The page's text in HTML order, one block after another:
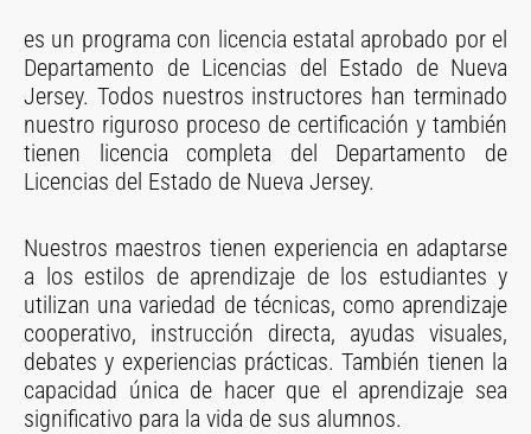
es un programa con licencia estatal aprobado por el
Departamento de Licencias del Estado de Nueva
Jersey. Todos nuestros instructores han terminado
nuestro riguroso proceso de certificación y también
tienen licencia completa del Departamento de
Licencias del Estado de Nueva Jersey.
Nuestros maestros tienen experiencia en adaptarse
a los estilos de aprendizaje de los estudiantes y
utilizan una variedad de técnicas, como aprendizaje
cooperativo, instrucción directa, ayudas visuales,
debates y experiencias prácticas. También tienen la
capacidad única de hacer que el aprendizaje sea
significativo para la vida de sus alumnos.